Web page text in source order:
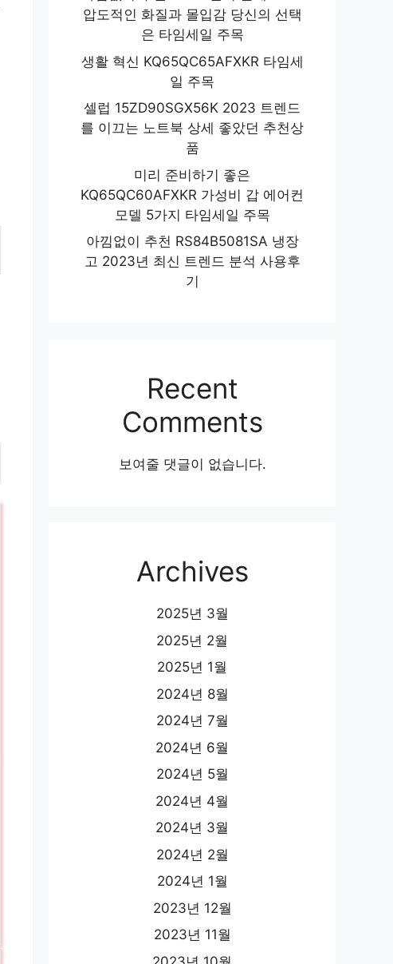
압도적인 화질과 몰입감 당신의 선택
은 타임세일 주목
생활 혁신 KQ65QC65AFXKR 타임세
일 주목
셀럽 15ZD90SGX56K 2023 트렌드
를 이끄는 노트북 상세 좋았던 추천상
품
미리 준비하기 좋은
KQ65QC60AFXKR 가성비 갑 에어컨
모델 5가지 타임세일 주목
아낌없이 추천 RS84B5081SA 냉장
고 2023년 최신 트렌드 분석 사용후
기
Recent
Comments
보여줄 댓글이 없습니다.
Archives
2025년 3월
2025년 2월
2025년 1월
2024년 8월
2024년 7월
2024년 6월
2024년 5월
2024년 4월
2024년 3월
2024년 2월
2024년 1월
2023년 12월
2023년 11월